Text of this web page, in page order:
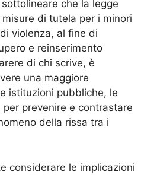
che la legge
di tutela per i minori
violenza, al fine di
e reinserimento
di chi scrive, è
una maggiore
istituzioni pubbliche, le
prevenire e contrastare
della rissa tra i
considerare le implicazioni